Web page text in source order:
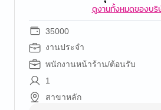
ดูงานทั้งหมดของบริ
35000
งานประจำ
พนักงานหน้าร้าน/ต้อนรับ
1
สาขาหลัก